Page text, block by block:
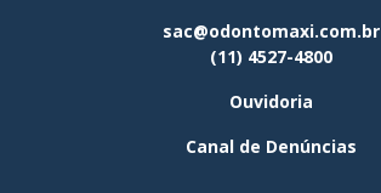
sac@odontomaxi.com.br
(11) 4527-4800
Ouvidoria
Canal de Denúncias